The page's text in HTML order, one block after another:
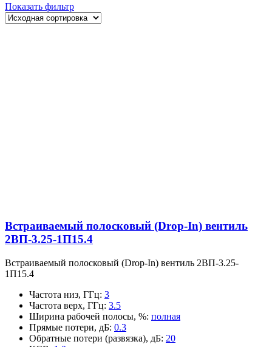
Показать фильтр
Встраиваемый полосковый (Drop-In) вентиль
2ВП-3.25-1П15.4
Встраиваемый полосковый (Drop-In) вентиль 2ВП-3.25-
1П15.4
Частота низ, ГГц: 3
Частота верх, ГГц: 3.5
Ширина рабочей полосы, %: полная
Прямые потери, дБ: 0.3
Обратные потери (развязка), дБ: 20